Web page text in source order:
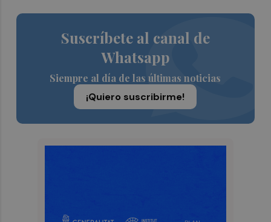
Suscríbete al canal de
Whatsapp
Siempre al día de las últimas noticias
¡Quiero suscribirme!